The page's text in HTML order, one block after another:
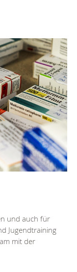
und auch für
Jugendtraining
mit der